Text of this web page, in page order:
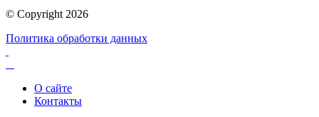
© Copyright 2026
Политика обработки данных
О сайте
Контакты